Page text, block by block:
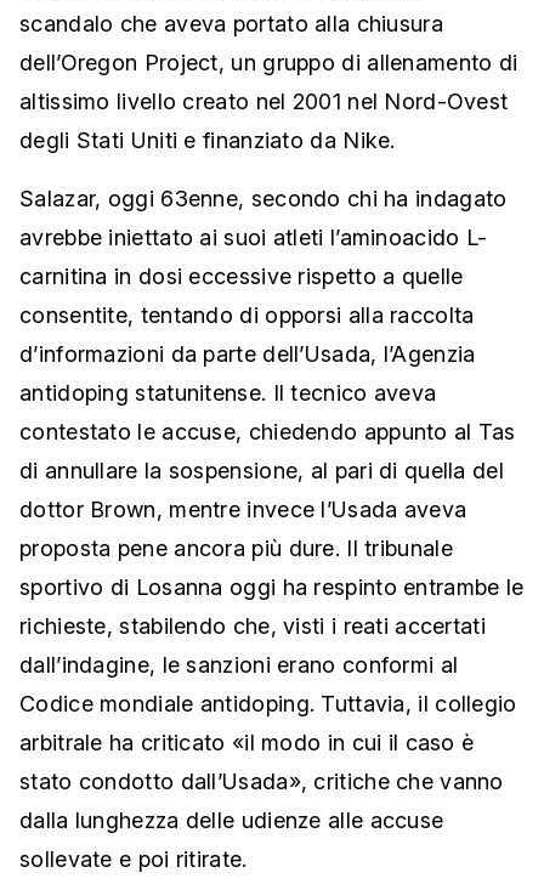
scandalo che aveva portato alla chiusura
dell’Oregon Project, un gruppo di allenamento di
altissimo livello creato nel 2001 nel Nord-Ovest
degli Stati Uniti e finanziato da Nike.
Salazar, oggi 63enne, secondo chi ha indagato
avrebbe iniettato ai suoi atleti l’aminoacido L-
carnitina in dosi eccessive rispetto a quelle
consentite, tentando di opporsi alla raccolta
d’informazioni da parte dell’Usada, l’Agenzia
antidoping statunitense. Il tecnico aveva
contestato le accuse, chiedendo appunto al Tas
di annullare la sospensione, al pari di quella del
dottor Brown, mentre invece l’Usada aveva
proposta pene ancora più dure. Il tribunale
sportivo di Losanna oggi ha respinto entrambe le
richieste, stabilendo che, visti i reati accertati
dall’indagine, le sanzioni erano conformi al
Codice mondiale antidoping. Tuttavia, il collegio
arbitrale ha criticato «il modo in cui il caso è
stato condotto dall’Usada», critiche che vanno
dalla lunghezza delle udienze alle accuse
sollevate e poi ritirate.